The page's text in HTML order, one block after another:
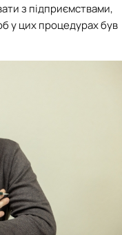
з підприємствами,
у цих процедурах був